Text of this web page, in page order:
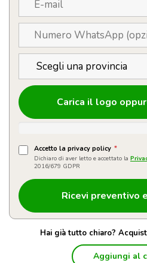
Carica il logo
Accetto la privacy policy *
Dichiaro di aver letto e accettato la
2016/679 GDPR
Hai già tutto chiaro?
Aggiungi al